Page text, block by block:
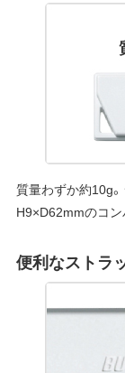
質量わずか約10g
H9×D62mmのコン
便利なストラ